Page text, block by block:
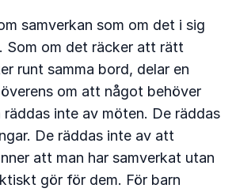
samverkan som om det i sig
Som om det räcker att rätt
runt samma bord, delar en
om att något behöver
räddas inte av möten. De räddas
De räddas inte av att
att man har samverkat utan
gör för dem. För barn